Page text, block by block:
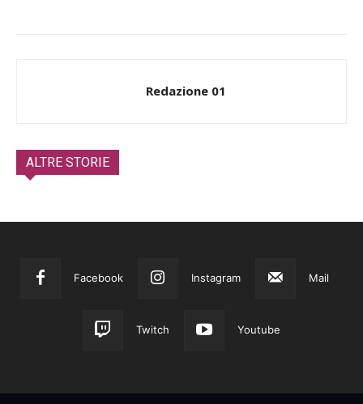
Redazione 01
ALTRE STORIE
Facebook Instagram Mail
Twitch Youtube